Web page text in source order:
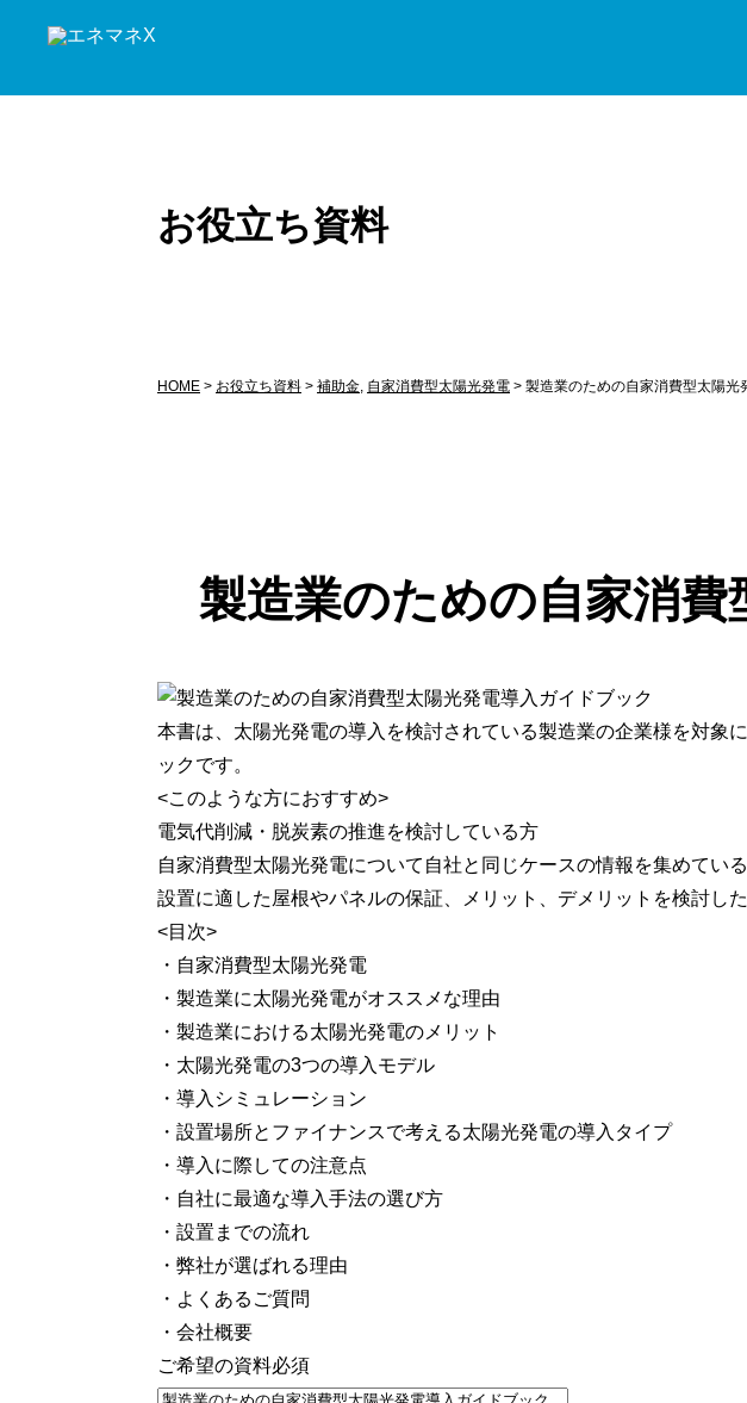
お役立ち資料
HOME > お役立ち資料 > 補助金, 自家消費型太陽光発電 > 製造業のための自家消費型太陽光
製造業のための自家消
本書は、太陽光発電の導入を検討されている製造業の企業様を対象
ックです。
<このような方におすすめ>
電気代削減・脱炭素の推進を検討している方
自家消費型太陽光発電について自社と同じケースの情報を集めてい
設置に適した屋根やパネルの保証、メリット、デメリットを検討し
<目次>
・自家消費型太陽光発電
・製造業に太陽光発電がオススメな理由
・製造業における太陽光発電のメリット
・太陽光発電の3つの導入モデル
・導入シミュレーション
・設置場所とファイナンスで考える太陽光発電の導入タイプ
・導入に際しての注意点
・自社に最適な導入手法の選び方
・設置までの流れ
・弊社が選ばれる理由
・よくあるご質問
・会社概要
ご希望の資料必須